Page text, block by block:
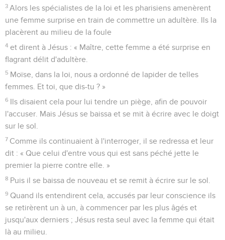
3 Alors les spécialistes de la loi et les pharisiens amenèrent
une femme surprise en train de commettre un adultère. Ils la
placèrent au milieu de la foule
4 et dirent à Jésus : « Maître, cette femme a été surprise en
flagrant délit d'adultère.
5 Moïse, dans la loi, nous a ordonné de lapider de telles
femmes. Et toi, que dis-tu ? »
6 Ils disaient cela pour lui tendre un piège, afin de pouvoir
l'accuser. Mais Jésus se baissa et se mit à écrire avec le doigt
sur le sol.
7 Comme ils continuaient à l'interroger, il se redressa et leur
dit : « Que celui d'entre vous qui est sans péché jette le
premier la pierre contre elle. »
8 Puis il se baissa de nouveau et se remit à écrire sur le sol.
9 Quand ils entendirent cela, accusés par leur conscience ils
se retirèrent un à un, à commencer par les plus âgés et
jusqu'aux derniers ; Jésus resta seul avec la femme qui était
là au milieu.